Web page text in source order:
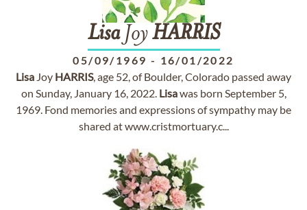
LisaJoyHARRIS
05/09/1969 - 16/01/2022
Lisa Joy HARRIS, age 52, of Boulder, Colorado passed away
on Sunday, January 16, 2022. Lisawas born September 5,
1969. Fond memories and expressions of sympathy may be
shared at www.cristmortuary.c...